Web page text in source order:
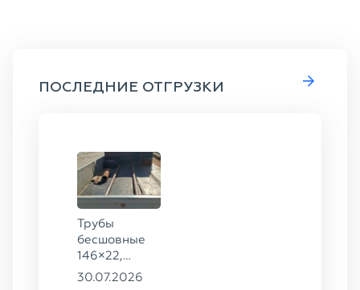
ПОСЛЕДНИЕ ОТГРУЗКИ
Трубы
бесшовные
146×22,
68×12 ГОСТ
30.07.2026